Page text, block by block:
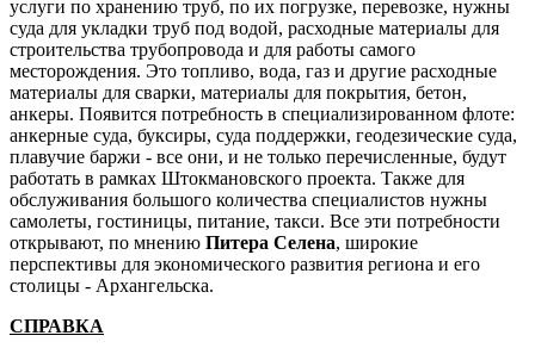
услуги по хранению труб, по их погрузке, перевозке, нужны
суда для укладки труб под водой, расходные материалы для
строительства трубопровода и для работы самого
месторождения. Это топливо, вода, газ и другие расходные
материалы для сварки, материалы для покрытия, бетон,
анкеры. Появится потребность в специализированном флоте:
анкерные суда, буксиры, суда поддержки, геодезические суда,
плавучие баржи - все они, и не только перечисленные, будут
работать в рамках Штокмановского проекта. Также для
обслуживания большого количества специалистов нужны
самолеты, гостиницы, питание, такси. Все эти потребности
открывают, по мнению Питера Селена, широкие
перспективы для экономического развития региона и его
столицы - Архангельска.
СПРАВКА